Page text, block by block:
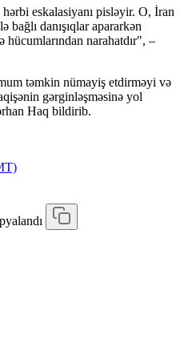
eskalasiyanı pisləyir. O, İran
bağlı danışıqlar apararkən
narahatdır", –
təmkin nümayiş etdirməyi və
gərginləşməsinə yol
Haq bildirib.